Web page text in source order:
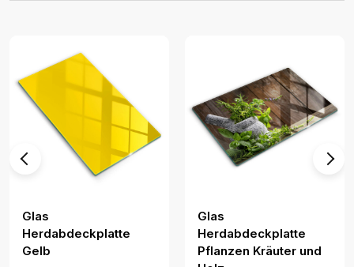
Glas
Herdabdeckplatte
Gelb
Glas
Herdabdeckplatte
Pflanzen Kräuter und